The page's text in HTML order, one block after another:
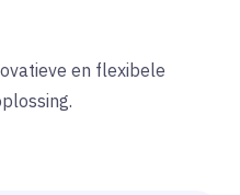
en flexibele